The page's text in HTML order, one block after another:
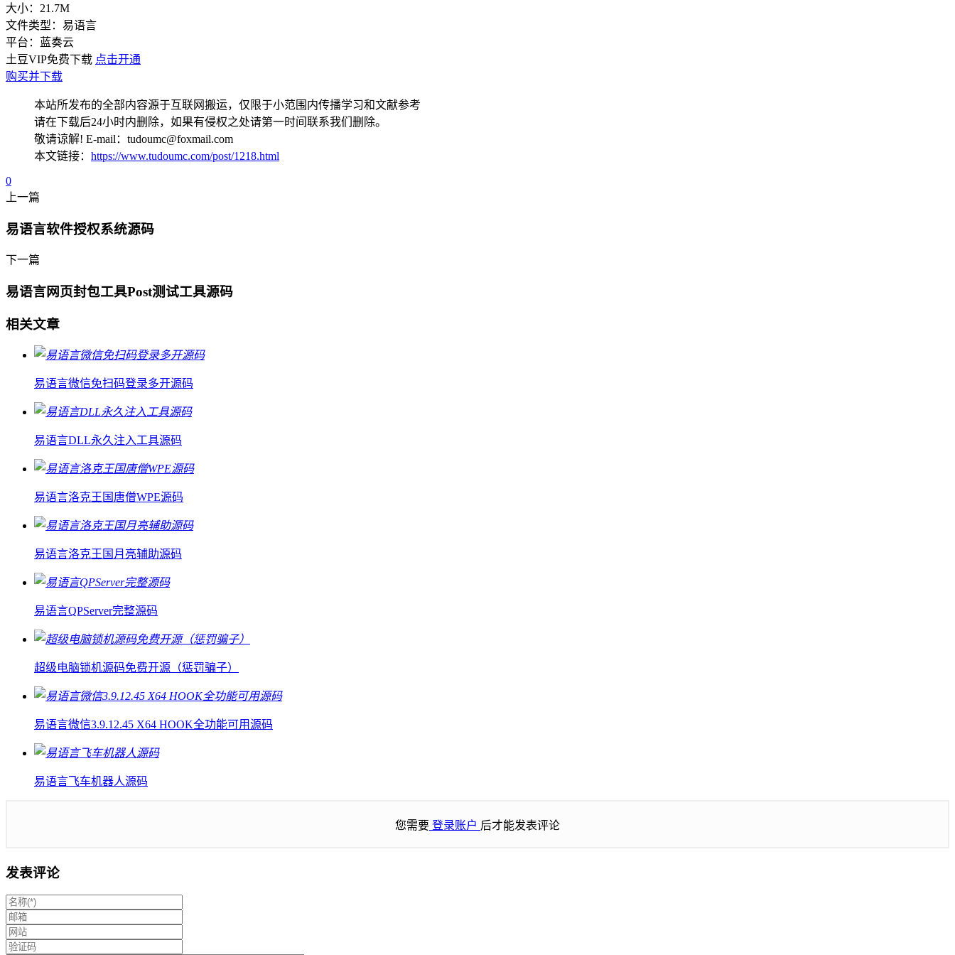
大小： 21.7M
文件类型： 易语言
平台：
蓝奏云
土豆VIP免费下载 点击开通
购买并下载
本站所发布的全部内容源于互联网搬运，仅限于小范围内传播学习和文献参考
请在下载后24小时内删除，如果有侵权之处请第一时间联系我们删除。
敬请谅解! E-mail：tudoumc@foxmail.com
本文链接： https://www.tudoumc.com/post/1218.html
0
上一篇
易语言软件授权系统源码
下一篇
易语言网页封包工具Post测试工具源码
相关文章
易语言微信免扫码登录多开源码
易语言DLL永久注入工具源码
易语言洛克王国唐僧WPE源码
易语言洛克王国月亮辅助源码
易语言QPServer完整源码
超级电脑锁机源码免费开源（惩罚骗子）
易语言微信3.9.12.45 X64 HOOK全功能可用源码
易语言飞车机器人源码
您需要 登录账户 后才能发表评论
发表评论